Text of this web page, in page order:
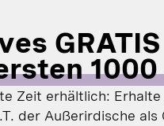
Zeit erhältlich:
der Außerirdische als